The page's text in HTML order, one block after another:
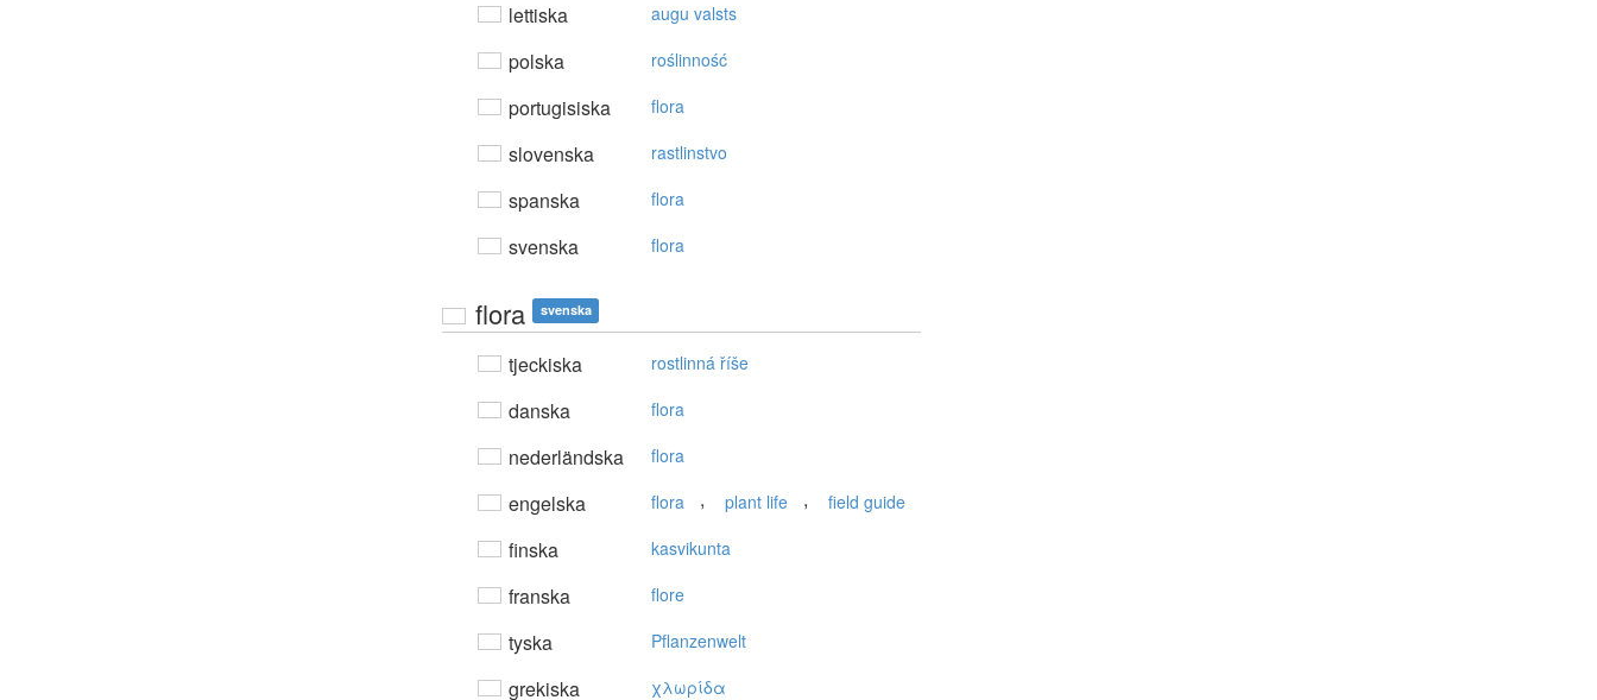
lettiska augu valsts
polska roślinność
portugisiska flora
slovenska rastlinstvo
spanska flora
svenska flora
flora svenska
tjeckiska rostlinná říše
danska flora
nederländska flora
engelska flora , plant life , field guide
finska kasvikunta
franska flore
tyska Pflanzenwelt
grekiska χλωρίδα